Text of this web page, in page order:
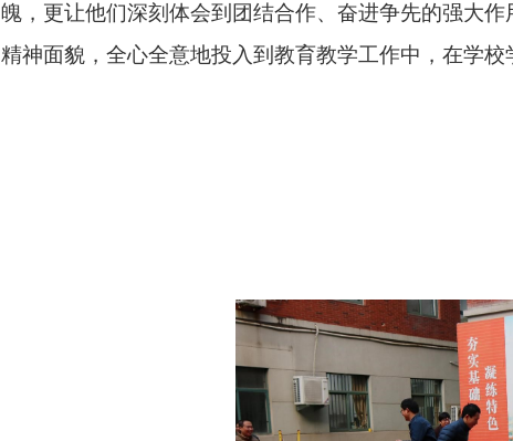
魄，更让他们深刻体会到团结合作、奋进争先的强大
精神面貌，全心全意地投入到教育教学工作中，在学校